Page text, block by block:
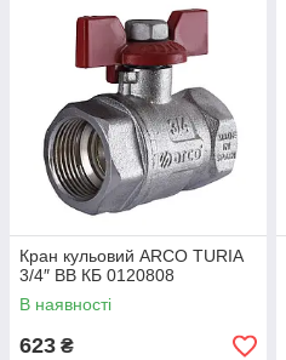
Кран кульовий ARCO TURIA
3/4″ ВВ КБ 0120808
В наявності
623 ₴